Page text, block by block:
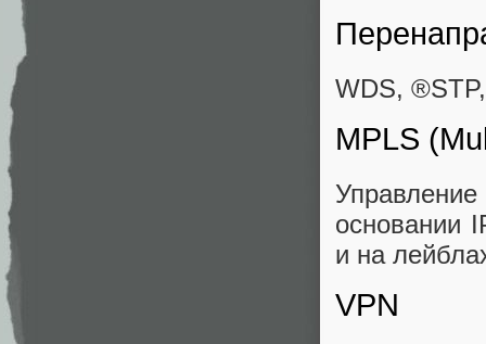
WDS,
MPLS
основании
и на
VPN